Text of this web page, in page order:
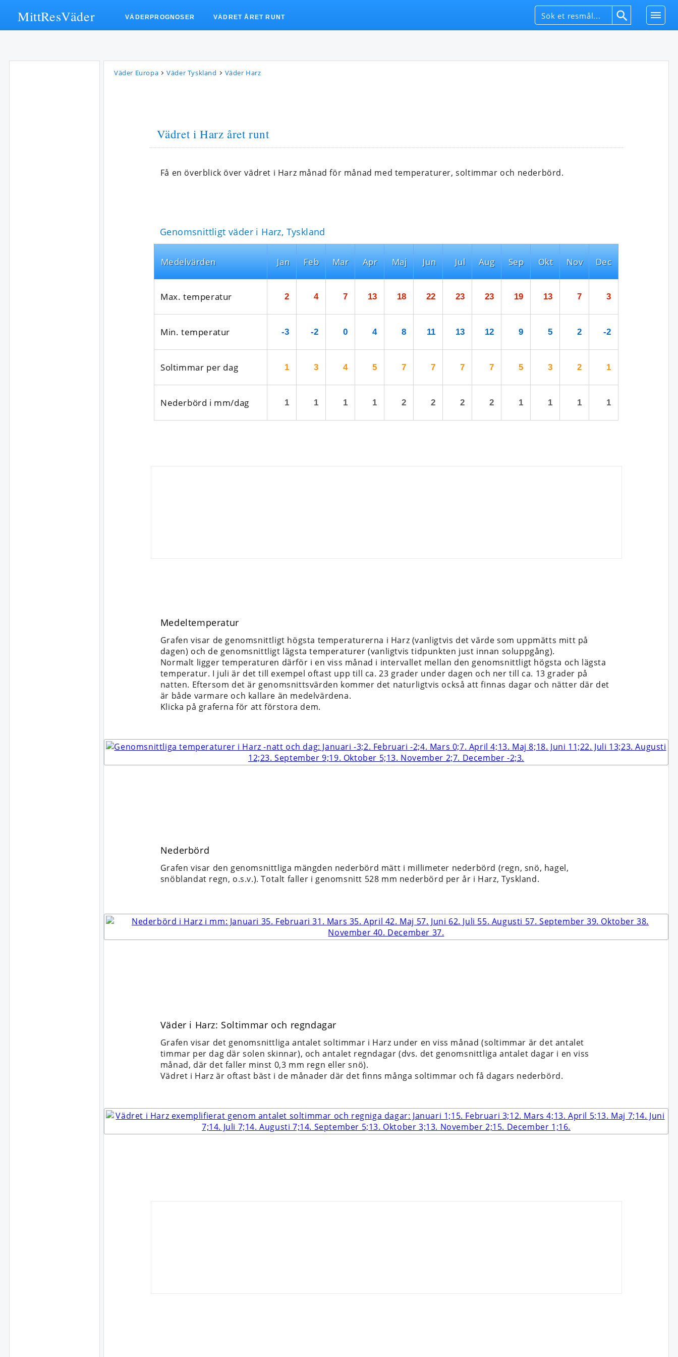
Väder Europa Väder Tyskland Väder Harz
Vädret i Harz året runt
Få en överblick över vädret i Harz månad för månad med temperaturer, soltimmar och nederbörd.
Genomsnittligt väder i Harz, Tyskland
Medel­värden
Max. temperatur
Min. temperatur
Soltimmar per dag
Nederbörd i mm/dag
Jan
2
-3
1
1
Feb
4
-2
3
1
Mar
7
0
4
1
Apr
13
4
5
1
Maj
18
8
7
2
Jun
22
11
7
2
Jul
23
13
7
2
Aug
23
12
7
2
Sep
19
9
5
1
Okt
13
5
3
1
Nov
7
2
2
1
Dec
3
-2
1
1
Medeltemperatur
Grafen visar de genomsnittligt högsta temperaturerna i Harz (vanligtvis det värde som uppmätts mitt på
dagen) och de genomsnittligt lägsta temperaturer (vanligtvis tidpunkten just innan soluppgång).
Normalt ligger temperaturen därför i en viss månad i intervallet mellan den genomsnittligt högsta och lägsta
temperatur. I juli är det till exempel oftast upp till ca. 23 grader under dagen och ner till ca. 13 grader på
natten. Eftersom det är genomsnittsvärden kommer det naturligtvis också att finnas dagar och nätter där det
är både varmare och kallare än medelvärdena.
Klicka på graferna för att förstora dem.
Nederbörd
Grafen visar den genomsnittliga mängden nederbörd mätt i millimeter nederbörd (regn, snö, hagel,
snöblandat regn, o.s.v.). Totalt faller i genomsnitt 528 mm nederbörd per år i Harz, Tyskland.
Väder i Harz: Soltimmar och regndagar
Grafen visar det genomsnittliga antalet soltimmar i Harz under en viss månad (soltimmar är det antalet
timmar per dag där solen skinnar), och antalet regndagar (dvs. det genomsnittliga antalet dagar i en viss
månad, där det faller minst 0,3 mm regn eller snö).
Vädret i Harz är oftast bäst i de månader där det finns många soltimmar och få dagars nederbörd.
MittResVäder VÄDERPROGNOSER VÄDRET ÅRET RUNT